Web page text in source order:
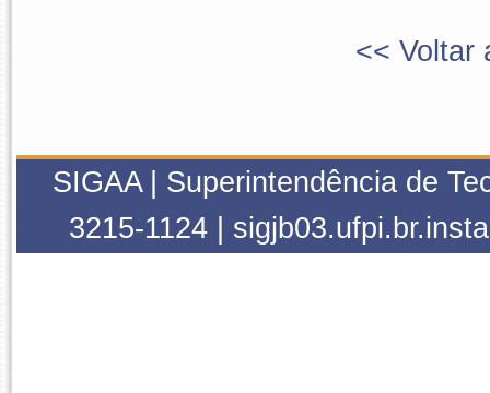
<< Voltar
SIGAA | Superintendência de
3215-1124 |